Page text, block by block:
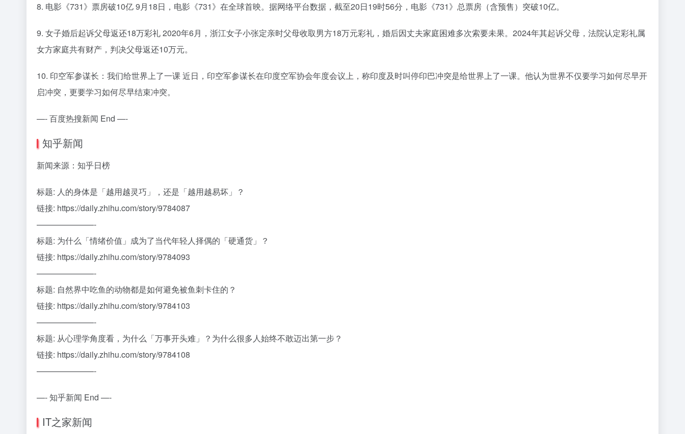
8. 电影《731》票房破10亿 9月18日，电影《731》在全球首映。据网络平台数据，截至20日19时56分，电影《731》总票房（含预售）突破10亿。
9. 女子婚后起诉父母返还18万彩礼 2020年6月，浙江女子小张定亲时父母收取男方18万元彩礼，婚后因丈夫家庭困难多次索要未果。2024年其起诉父母，法院认定彩礼属
女方家庭共有财产，判决父母返还10万元。
10. 印空军参谋长：我们给世界上了一课 近日，印空军参谋长在印度空军协会年度会议上，称印度及时叫停印巴冲突是给世界上了一课。他认为世界不仅要学习如何尽早开
启冲突，更要学习如何尽早结束冲突。
—- 百度热搜新闻 End —-
知乎新闻
新闻来源：知乎日榜
标题: 人的身体是「越用越灵巧」，还是「越用越易坏」？
链接: https://daily.zhihu.com/story/9784087
———————-
标题: 为什么「情绪价值」成为了当代年轻人择偶的「硬通货」？
链接: https://daily.zhihu.com/story/9784093
———————-
标题: 自然界中吃鱼的动物都是如何避免被鱼刺卡住的？
链接: https://daily.zhihu.com/story/9784103
———————-
标题: 从心理学角度看，为什么「万事开头难」？为什么很多人始终不敢迈出第一步？
链接: https://daily.zhihu.com/story/9784108
———————-
—- 知乎新闻 End —-
IT之家新闻